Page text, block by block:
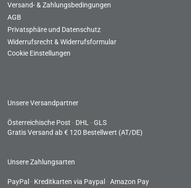
Versand- & Zahlungsbedingungen
AGB
Privatsphäre und Datenschutz
Widerrufsrecht & Widerrufsformular
Cookie Einstellungen
Unsere Versandpartner
Österreichische Post - DHL -GLS
Gratis Versand ab € 120 Bestellwert (AT/DE)
Unsere Zahlungsarten
PayPal - Kreditkarten via Paypal -Amazon Pay